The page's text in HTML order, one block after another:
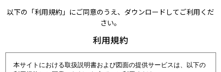
以下の「利用規約」にご同意のうえ、ダウンロードしてご利用くだ
さい。
利用規約
本サイトにおける取扱説明書および図面の提供サービスは、以下の